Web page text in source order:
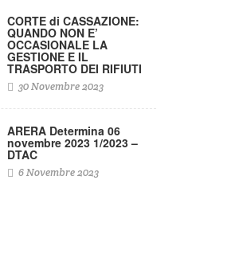
CORTE di CASSAZIONE:
QUANDO NON E’
OCCASIONALE LA
GESTIONE E IL
TRASPORTO DEI RIFIUTI
30 Novembre 2023
ARERA Determina 06
novembre 2023 1/2023 –
DTAC
6 Novembre 2023